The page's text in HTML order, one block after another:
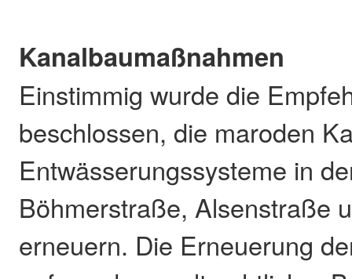
Kanalbaumaßnahmen
Einstimmig wurde die
beschlossen, die maroden
Entwässerungssysteme in
Böhmerstraße, Alsenstraße
erneuern. Die Erneuerung